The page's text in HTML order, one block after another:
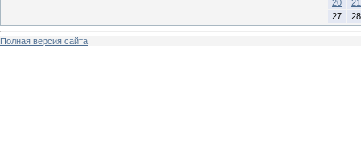
20
21
27
28
Полная версия сайта